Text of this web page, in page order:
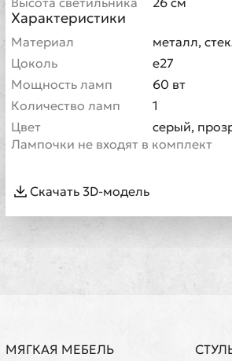
Характеристики
Материал
металл,
Цоколь
e27
Мощность ламп
60 вт
Количество ламп
1
Цвет
серый,
Лампочки не входят в комплект
Скачать 3D-модель
МЯГКАЯ МЕБЕЛЬ